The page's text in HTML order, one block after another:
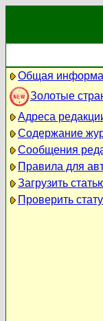
Общая
Золотые
Адреса
Содержание
Сообщения
Правила для
Загрузить
Проверить